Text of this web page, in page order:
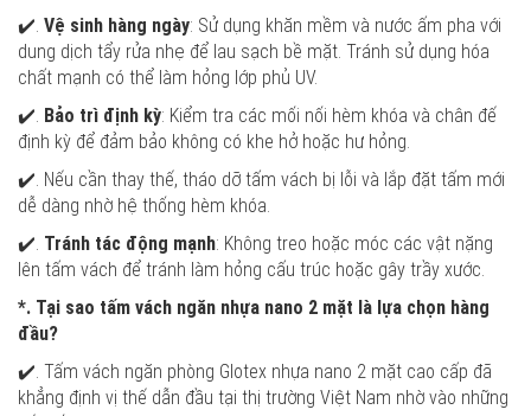
✔️. Vệ sinh hàng ngày: Sử dụng khăn mềm và nước ấm pha với
dung dịch tẩy rửa nhẹ để lau sạch bề mặt. Tránh sử dụng hóa
chất mạnh có thể làm hỏng lớp phủ UV.
✔️. Bảo trì định kỳ: Kiểm tra các mối nối hèm khóa và chân đế
định kỳ để đảm bảo không có khe hở hoặc hư hỏng.
✔️. Nếu cần thay thế, tháo dỡ tấm vách bị lỗi và lắp đặt tấm mới
dễ dàng nhờ hệ thống hèm khóa.
✔️. Tránh tác động mạnh: Không treo hoặc móc các vật nặng
lên tấm vách để tránh làm hỏng cấu trúc hoặc gây trầy xước.
*. Tại sao tấm vách ngăn nhựa nano 2 mặt là lựa chọn hàng
đầu?
✔️. Tấm vách ngăn phòng Glotex nhựa nano 2 mặt cao cấp đã
khẳng định vị thế dẫn đầu tại thị trường Việt Nam nhờ vào những